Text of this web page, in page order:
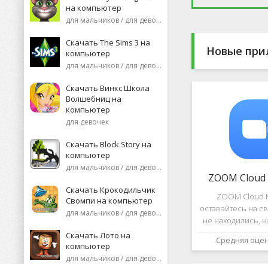
на компьютер
для мальчиков / для девочек
Скачать The Sims 3 на
компьютер
для мальчиков / для девочек
Скачать Винкс Школа
Волшебниц на
компьютер
для девочек
Скачать Block Story на
компьютер
для мальчиков / для девочек
Скачать Крокодильчик
Свомпи на компьютер
для мальчиков / для девочек
Скачать Лото на
компьютер
для мальчиков / для девочек
Новые
ZOOM
ZOOM Cloud
оставайтесь на
не находились,
или
Средняя